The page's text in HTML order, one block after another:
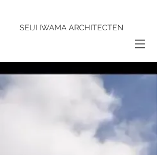
SEIJI IWAMA ARCHITECTEN